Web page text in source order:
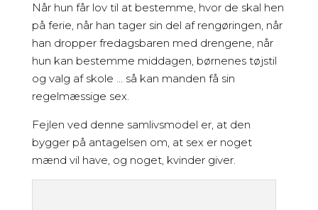
Når hun får lov til at bestemme, hvor de skal hen
på ferie, når han tager sin del af rengøringen, når
han dropper fredagsbaren med drengene, når
hun kan bestemme middagen, børnenes tøjstil
og valg af skole … så kan manden få sin
regelmæssige sex.
Fejlen ved denne samlivsmodel er, at den
bygger på antagelsen om, at sex er noget
mænd vil have, og noget, kvinder giver.